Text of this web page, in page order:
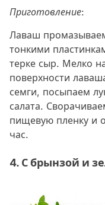
Приготовление:
Лаваш
тонкими
терке сыр. Мелко
поверхности
семги, посыпаем
салата.
пищевую пленку и
час.
4. С брынзой и